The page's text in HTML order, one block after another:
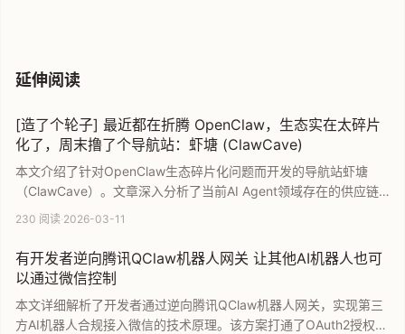
延伸阅读
[造了个轮子] 最近都在折腾 OpenClaw，生态实在太碎片
化了，周末撸了个导航站：虾塘 (ClawCave)
本文介绍了针对OpenClaw生态碎片化问题而开发的导航站虾塘
（ClawCave）。文章深入分析了当前AI Agent领域存在的供应链
投毒安全隐患及各大厂版本割据现状，展示了如何通过该导航站进
OpenClaw选择指南。
230 阅读·2026-03-11
有开发者逆向腾讯QClaw机器人网关 让其他AI机器人也可
以通过微信控制
本文详细解析了开发者通过逆向腾讯QClaw机器人网关，实现第三
方AI机器人合规接入微信的技术原理。该方案打通了OAuth2授权与